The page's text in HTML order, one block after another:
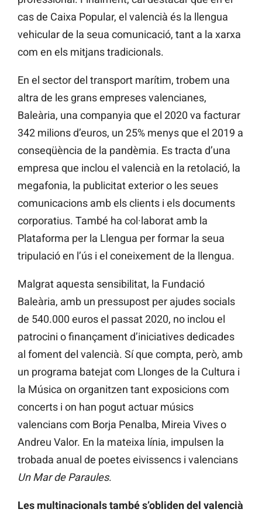
cas de Caixa Popular, el valencià és la llengua
vehicular de la seua comunicació, tant a la xarxa
com en els mitjans tradicionals.
En el sector del transport marítim, trobem una
altra de les grans empreses valencianes,
Baleària, una companyia que el 2020 va facturar
342 milions d’euros, un 25% menys que el 2019 a
conseqüència de la pandèmia. Es tracta d’una
empresa que inclou el valencià en la retolació, la
megafonia, la publicitat exterior o les seues
comunicacions amb els clients i els documents
corporatius. També ha col·laborat amb la
Plataforma per la Llengua per formar la seua
tripulació en l’ús i el coneixement de la llengua.
Malgrat aquesta sensibilitat, la Fundació
Baleària, amb un pressupost per ajudes socials
de 540.000 euros el passat 2020, no inclou el
patrocini o finançament d’iniciatives dedicades
al foment del valencià. Sí que compta, però, amb
un programa batejat com Llonges de la Cultura i
la Música on organitzen tant exposicions com
concerts i on han pogut actuar músics
valencians com Borja Penalba, Mireia Vives o
Andreu Valor. En la mateixa línia, impulsen la
trobada anual de poetes eivissencs i valencians
Un Mar de Paraules.
Les multinacionals també s’obliden del valencià